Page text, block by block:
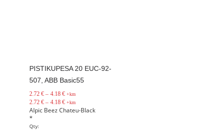
PISTIKUPESA 20 EUC-92-
507, ABB Basic55
2.72€ – 4.18 € +km
2.72€ – 4.18 € +km
Alpic Beez Chateu-Black
*
Qty: